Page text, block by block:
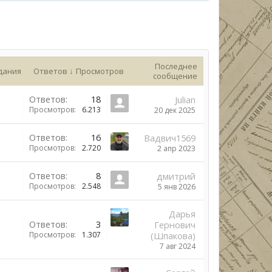
Ответов ↓ Просмотров
Последнее
сообщение
Ответов: 18
Просмотров: 6.213
Julian
20 дек 2025
Ответов: 16
Просмотров: 2.720
Вадвич1569
2 апр 2023
Ответов: 8
Просмотров: 2.548
дмитрий
5 янв 2026
Ответов: 3
Просмотров: 1.307
Дарья
Гернович
(Шпакова)
7 авг 2024